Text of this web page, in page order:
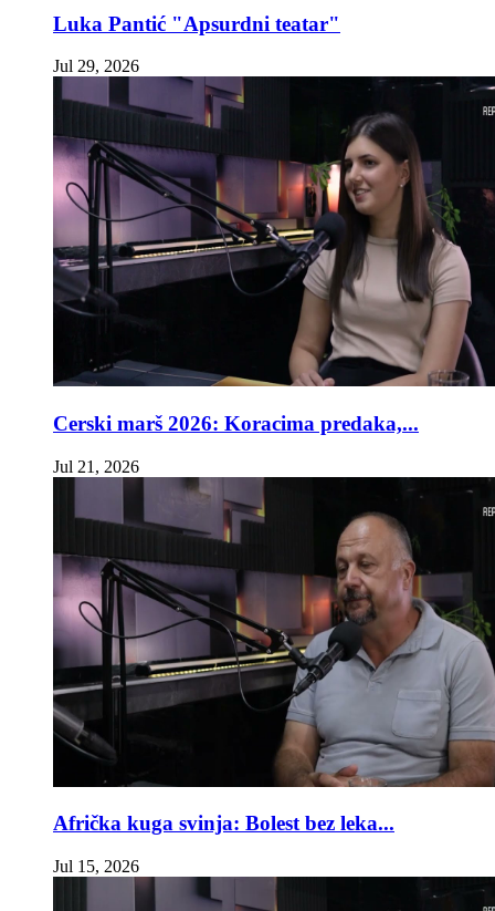
Luka Pantić "Apsurdni teatar"
Jul 29, 2026
Cerski marš 2026: Koracima predaka,...
Jul 21, 2026
Afrička kuga svinja: Bolest bez leka...
Jul 15, 2026